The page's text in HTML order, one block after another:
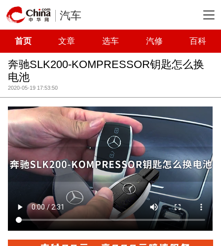
汽车
首页 文章 选车 汽修 百科
奔驰SLK200-KOMPRESSOR钥匙怎么换
电池
2020-05-19 17:53:50